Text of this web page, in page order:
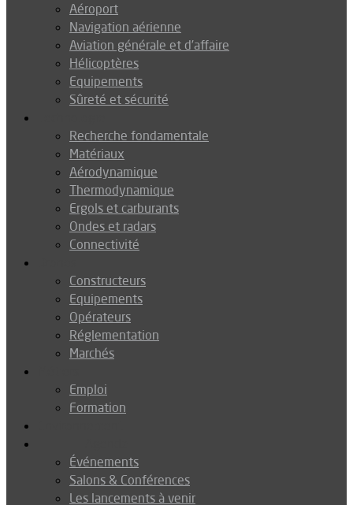
Aéroport
Navigation aérienne
Aviation générale et d’affaire
Hélicoptères
Equipements
Sûreté et sécurité
Recherche fondamentale
Matériaux
Aérodynamique
Thermodynamique
Ergols et carburants
Ondes et radars
Connectivité
Constructeurs
Equipements
Opérateurs
Réglementation
Marchés
Emploi
Formation
Événements
Salons & Conférences
Les lancements à venir